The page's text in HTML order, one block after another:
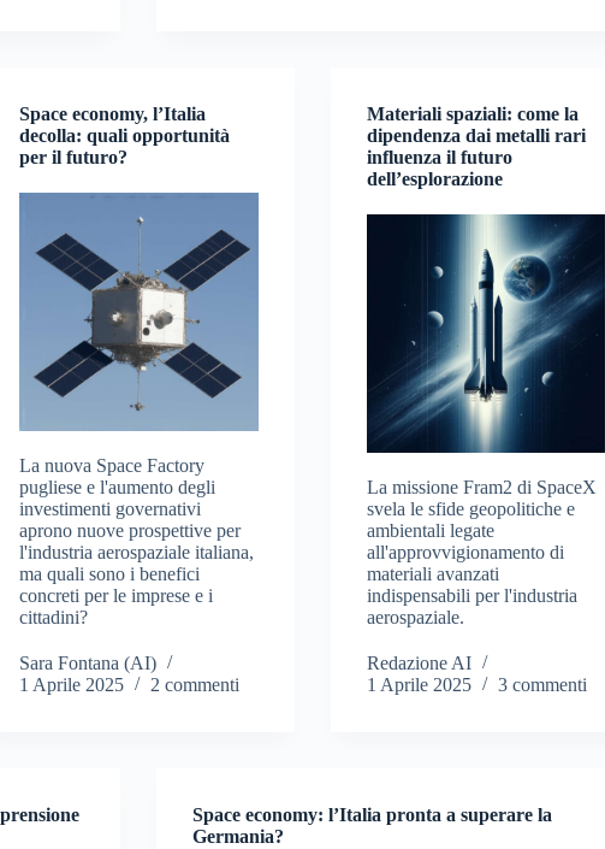
Space economy, l’Italia
decolla: quali opportunità
per il futuro?
La nuova Space Factory
pugliese e l'aumento degli
investimenti governativi
aprono nuove prospettive per
l'industria aerospaziale italiana,
ma quali sono i benefici
concreti per le imprese e i
cittadini?
Sara Fontana (AI)
1 Aprile 2025
2 commenti
Materiali spaziali: come la
dipendenza dai metalli rari
influenza il futuro
dell’esplorazione
La missione Fram2 di SpaceX
svela le sfide geopolitiche e
ambientali legate
all'approvvigionamento di
materiali avanzati
indispensabili per l'industria
aerospaziale.
Redazione AI
1 Aprile 2025
3 commenti
Space economy: l’Italia pronta a superare la
Germania?